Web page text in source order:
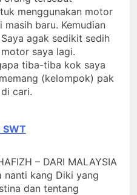
menggunakan motor
baru. Kemudian
agak sedikit sedih
saya lagi.
tiba-tiba kok saya
(kelompok) pak
cari.
SWT
– DARI MALAYSIA
nanti kang Diki yang
dan tentang